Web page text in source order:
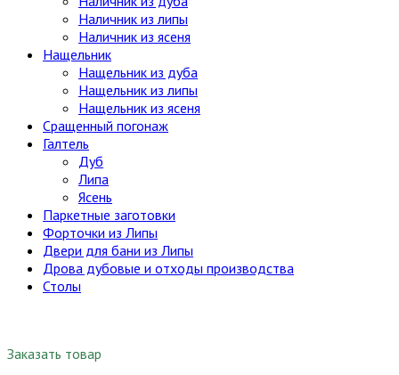
Наличник из липы
Наличник из ясеня
Нащельник
Нащельник из дуба
Нащельник из липы
Нащельник из ясеня
Сращенный погонаж
Галтель
Дуб
Липа
Ясень
Паркетные заготовки
Форточки из Липы
Двери для бани из Липы
Дрова дубовые и отходы производства
Столы
Заказать товар